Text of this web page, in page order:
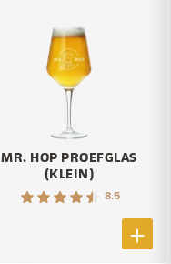
MR. HOP PROEFGLAS
(KLEIN)
8.5